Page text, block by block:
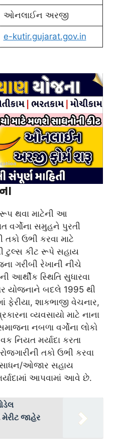
ઓનલાઈન અરજી
e-kutir.gujarat.gov.in
થવા માટેની આ
વર્ગોના સમુહને પુરતી
ઉભી કરવા માટે
ટુલ્સ કીટ રૂપે સહાય
ગરીબી રેખાની નીચે
આર્થીક સ્‍થિતિ સુધારવા
યોજનાને બદલે 1995 થી
શાકભાજી વેચનાર,
વ્યવસાયો માટે નાના
નબળા વર્ગોના લોકો
નિયત મર્યાદા કરતા
તકો ઉભી કરવા
સાધન/ઓજાર સહાય
આપવામાં આવે છે.
જાહેર